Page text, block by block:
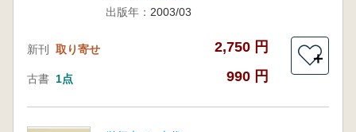
出版年： 2003/03
新刊 取り寄せ 2,750 円
古書 1点 990 円
＋